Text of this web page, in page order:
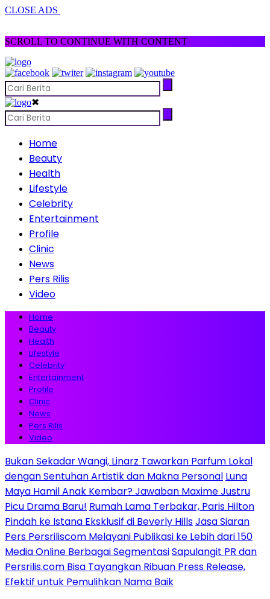
CLOSE ADS
SCROLL TO CONTINUE WITH CONTENT
✖
Home
Beauty
Health
Lifestyle
Celebrity
Entertainment
Profile
Clinic
News
Pers Rilis
Video
Home
Beauty
Health
Lifestyle
Celebrity
Entertainment
Profile
Clinic
News
Pers Rilis
Video
Bukan Sekadar Wangi, Linarz Tawarkan Parfum Lokal
dengan Sentuhan Artistik dan Makna Personal Luna
Maya Hamil Anak Kembar? Jawaban Maxime Justru
Picu Drama Baru! Rumah Lama Terbakar, Paris Hilton
Pindah ke Istana Eksklusif di Beverly HillsJasa Siaran
Pers Persriliscom Melayani Publikasi ke Lebih dari 150
Media Online Berbagai SegmentasiSapulangit PR dan
Persrilis.com Bisa Tayangkan Ribuan Press Release,
Efektif untuk Pemulihkan Nama Baik